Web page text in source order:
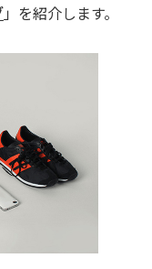
」を紹介します。